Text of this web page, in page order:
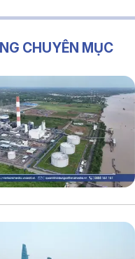
CHUYÊN MỤC